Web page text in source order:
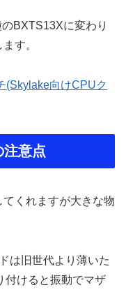
BXTS13Xに変わり
す。
(Skylake向けCPUク
注意点
くれますが大きな物
は旧世代より薄いた
付けると振動でマザ